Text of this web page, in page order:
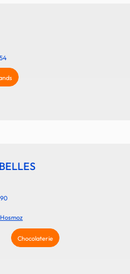
Chocolaterie